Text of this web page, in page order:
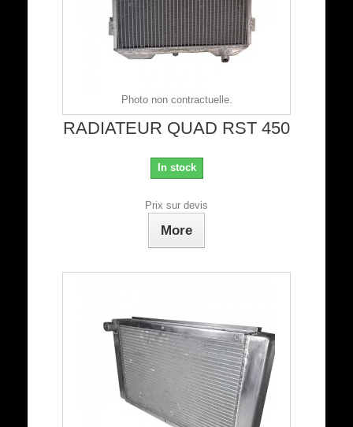
Photo non contractuelle.
RADIATEUR QUAD RST 450
In stock
Prix sur devis
More